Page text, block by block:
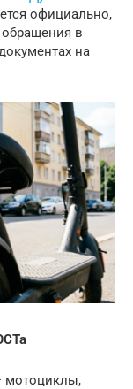
официально,
в
на
мотоциклы,